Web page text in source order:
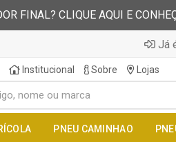
FINAL? CLIQUE AQUI E
Já
Institucional Sobre Lojas
PNEU CAMINHAO